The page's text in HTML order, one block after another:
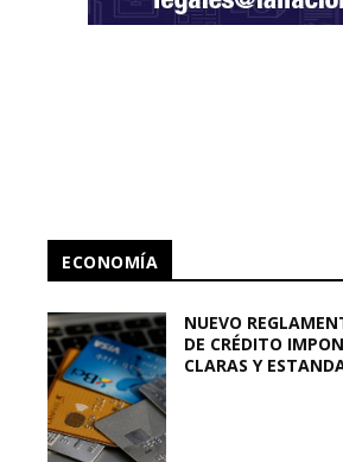
ECONOMÍA
NUEVO
DE CRÉDITO
CLARAS Y